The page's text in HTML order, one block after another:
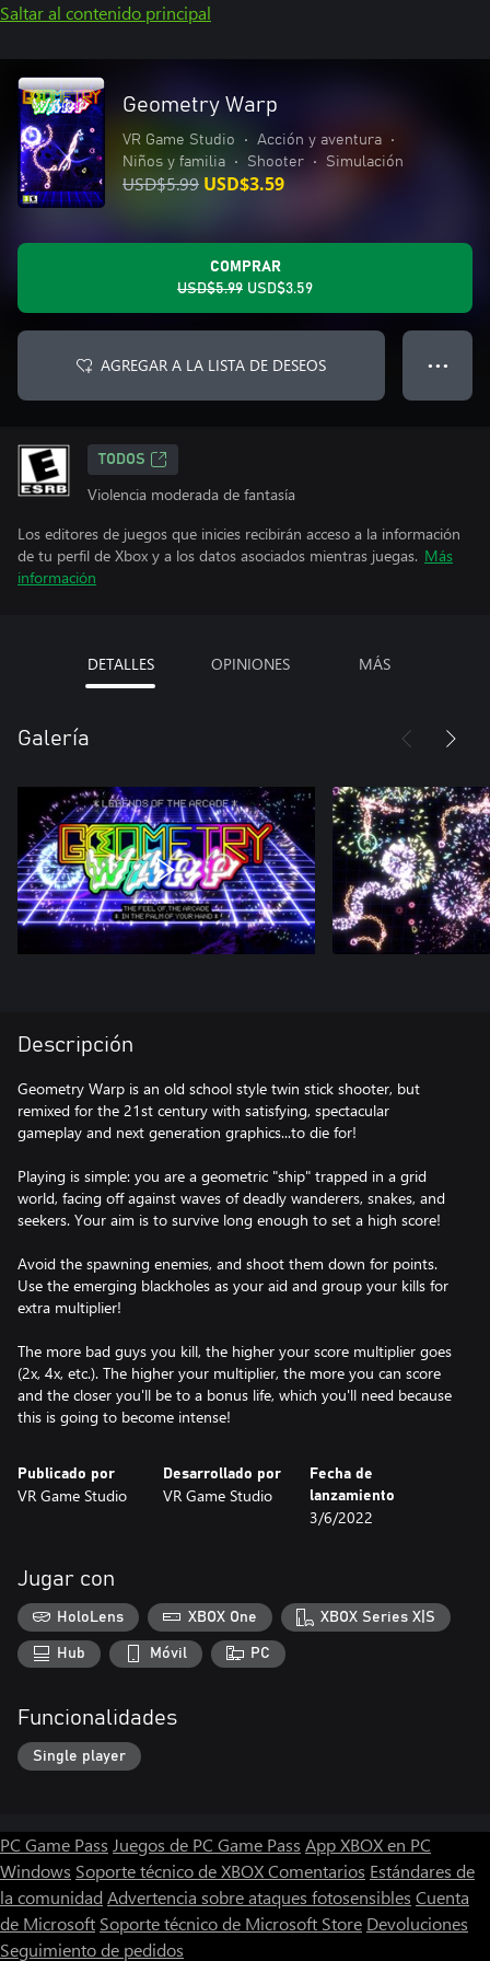
Saltar al contenido principal
Geometry Warp
VR Game Studio • Acción y aventura
•
Niños y familia
• Shooter • Simulación
USD$5.99 USD$3.59
COMPRAR
USD$5.99 USD$3.59
AGREGAR A LA LISTA DE DESEOS ● ● ●
TODOS
Violencia moderada de fantasía
Los editores de juegos que inicies recibirán acceso a la información
de tu perfil de Xbox y a los datos asociados mientras juegas. Más
información
DETALLES OPINIONES MÁS
Galería
Descripción
Geometry Warp is an old school style twin stick shooter, but
remixed for the 21st century with satisfying, spectacular
gameplay and next generation graphics...to die for!
Playing is simple: you are a geometric "ship" trapped in a grid
world, facing off against waves of deadly wanderers, snakes, and
seekers. Your aim is to survive long enough to set a high score!
Avoid the spawning enemies, and shoot them down for points.
Use the emerging blackholes as your aid and group your kills for
extra multiplier!
The more bad guys you kill, the higher your score multiplier goes
(2x, 4x, etc.). The higher your multiplier, the more you can score
and the closer you'll be to a bonus life, which you'll need because
this is going to become intense!
Publicado por
VR Game Studio
Desarrollado por
VR Game Studio
Fecha de
lanzamiento
3/6/2022
Jugar con
HoloLens XBOX One XBOX Series X|S
Hub Móvil PC
Funcionalidades
Single player
PC Game Pass Juegos de PC Game Pass App XBOX en PC
Windows Soporte técnico de XBOXComentarios Estándares de
la comunidad Advertencia sobre ataques fotosensibles Cuenta
de Microsoft Soporte técnico de Microsoft Store Devoluciones
Seguimiento de pedidos